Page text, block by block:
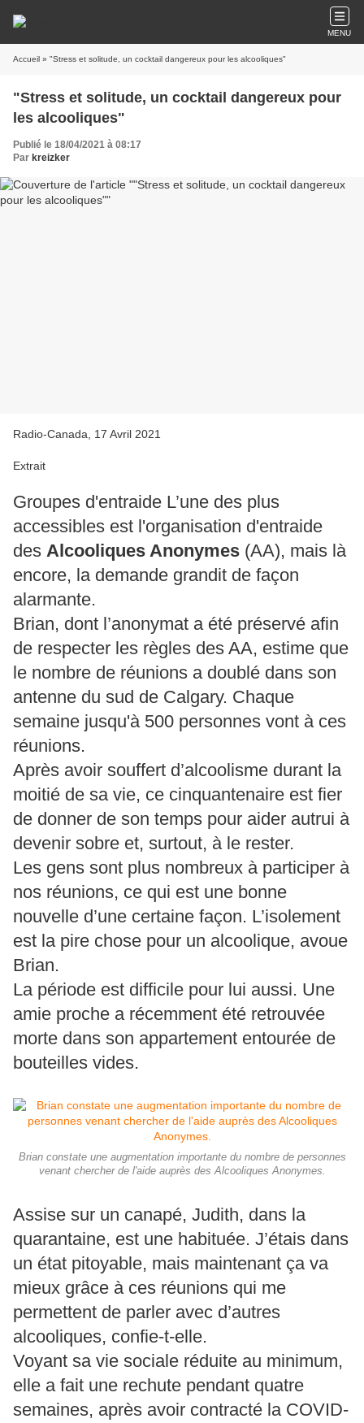
MENU
Accueil » "Stress et solitude, un cocktail dangereux pour les alcooliques"
"Stress et solitude, un cocktail dangereux pour
les alcooliques"
Publié le 18/04/2021 à 08:17
Par kreizker
Radio-Canada, 17 Avril 2021
Extrait
Groupes d'entraide L’une des plus
accessibles est l'organisation d'entraide
des Alcooliques Anonymes (AA), mais là
encore, la demande grandit de façon
alarmante.
Brian, dont l’anonymat a été préservé afin
de respecter les règles des AA, estime que
le nombre de réunions a doublé dans son
antenne du sud de Calgary. Chaque
semaine jusqu'à 500 personnes vont à ces
réunions.
Après avoir souffert d’alcoolisme durant la
moitié de sa vie, ce cinquantenaire est fier
de donner de son temps pour aider autrui à
devenir sobre et, surtout, à le rester.
Les gens sont plus nombreux à participer à
nos réunions, ce qui est une bonne
nouvelle d’une certaine façon. L’isolement
est la pire chose pour un alcoolique, avoue
Brian.
La période est difficile pour lui aussi. Une
amie proche a récemment été retrouvée
morte dans son appartement entourée de
bouteilles vides.
Brian constate une augmentation importante du nombre de personnes
venant chercher de l'aide auprès des Alcooliques Anonymes.
Assise sur un canapé, Judith, dans la
quarantaine, est une habituée. J’étais dans
un état pitoyable, mais maintenant ça va
mieux grâce à ces réunions qui me
permettent de parler avec d’autres
alcooliques, confie-t-elle.
Voyant sa vie sociale réduite au minimum,
elle a fait une rechute pendant quatre
semaines, après avoir contracté la COVID-